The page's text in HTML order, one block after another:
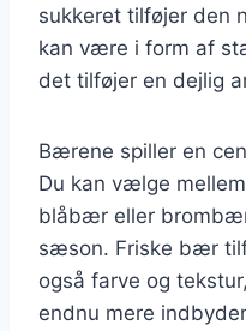
sukkeret tilføjer den
kan være i form af
det tilføjer en dejlig
Bærene spiller en
Du kan vælge
blåbær eller
sæson. Friske bær
også farve og
endnu mere